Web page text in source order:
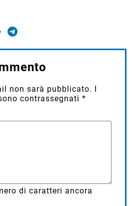
non sarà pubblicato. I
contrassegnati*
di caratteri ancora